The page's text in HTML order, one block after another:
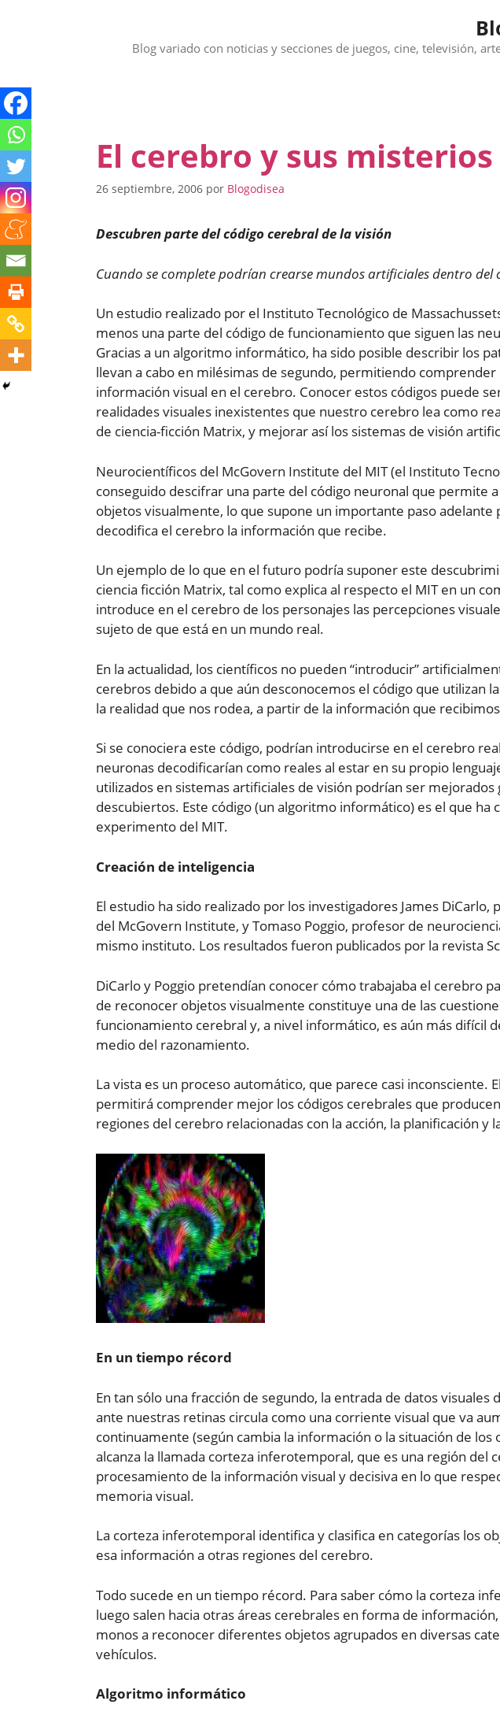
Blog variado con noticias y secciones de juegos, cine, televisión,
El cerebro y sus misterios
26 septiembre, 2006 por Blogodisea
Descubren parte del código cerebral de la visión
Cuando se complete podrían crearse mundos artificiales dentro del
Un estudio realizado por el Instituto Tecnológico de
menos una parte del código de funcionamiento que siguen las
Gracias a un algoritmo informático, ha sido posible describir los
llevan a cabo en milésimas de segundo, permitiendo
información visual en el cerebro. Conocer estos códigos puede
realidades visuales inexistentes que nuestro cerebro lea como
de ciencia-ficción Matrix, y mejorar así los sistemas de visión
Neurocientíficos del McGovern Institute del MIT (el Instituto
conseguido descifrar una parte del código neuronal que permite
objetos visualmente, lo que supone un importante paso adelante
decodifica el cerebro la información que recibe.
Un ejemplo de lo que en el futuro podría suponer este
ciencia ficción Matrix, tal como explica al respecto el MIT en un
introduce en el cerebro de los personajes las percepciones
sujeto de que está en un mundo real.
En la actualidad, los científicos no pueden “introducir”
cerebros debido a que aún desconocemos el código que utilizan
la realidad que nos rodea, a partir de la información que
Si se conociera este código, podrían introducirse en el cerebro
neuronas decodificarían como reales al estar en su propio
utilizados en sistemas artificiales de visión podrían ser mejorados
descubiertos. Este código (un algoritmo informático) es el que ha
experimento del MIT.
Creación de inteligencia
El estudio ha sido realizado por los investigadores James
del McGovern Institute, y Tomaso Poggio, profesor de
mismo instituto. Los resultados fueron publicados por la revista
DiCarlo y Poggio pretendían conocer cómo trabajaba el cerebro
de reconocer objetos visualmente constituye una de las
funcionamiento cerebral y, a nivel informático, es aún más difícil
medio del razonamiento.
La vista es un proceso automático, que parece casi inconsciente.
permitirá comprender mejor los códigos cerebrales que
regiones del cerebro relacionadas con la acción, la planificación y
En un tiempo récord
En tan sólo una fracción de segundo, la entrada de datos
ante nuestras retinas circula como una corriente visual que va
continuamente (según cambia la información o la situación de los
alcanza la llamada corteza inferotemporal, que es una región del
procesamiento de la información visual y decisiva en lo que
memoria visual.
La corteza inferotemporal identifica y clasifica en categorías los
esa información a otras regiones del cerebro.
Todo sucede en un tiempo récord. Para saber cómo la corteza
luego salen hacia otras áreas cerebrales en forma de
monos a reconocer diferentes objetos agrupados en diversas
vehículos.
Algoritmo informático